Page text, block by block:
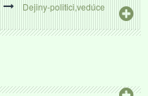
>
Dejiny-politici,vedúce